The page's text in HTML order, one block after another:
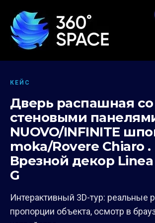
КЕЙС
Дверь распашная со
стеновыми
NUOVO/INFINITE
moka/Rovere Chiaro .
Врезной декор Linea
G
Интерактивный 3D-тур: реальные
пропорции объекта, осмотр в